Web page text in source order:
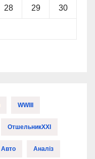
28 29 30
WWIII
ОтшельникXXI
Авто Аналіз